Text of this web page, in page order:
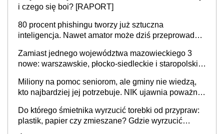
i czego się boi? [RAPORT]
80 procent phishingu tworzy już sztuczna
inteligencja. Nawet amator może dziś przeprowadzić
Zamiast jednego województwa mazowieckiego 3
nowe: warszawskie, płocko-siedleckie i staropolskie.
stołecznych
Miliony na pomoc seniorom, ale gminy nie wiedzą,
kto najbardziej jej potrzebuje. NIK ujawnia poważną
Do którego śmietnika wyrzucić torebki od przypraw:
plastik, papier czy zmieszane? Gdzie wyrzucić